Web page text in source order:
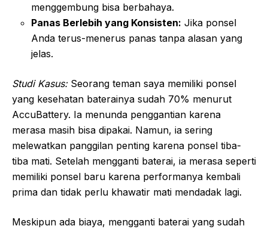
menggembung bisa berbahaya.
Panas Berlebih yang Konsisten: Jika ponsel
Anda terus-menerus panas tanpa alasan yang
jelas.
Studi Kasus:Seorang teman saya memiliki ponsel
yang kesehatan baterainya sudah 70% menurut
AccuBattery. Ia menunda penggantian karena
merasa masih bisa dipakai. Namun, ia sering
melewatkan panggilan penting karena ponsel tiba-
tiba mati. Setelah mengganti baterai, ia merasa seperti
memiliki ponsel baru karena performanya kembali
prima dan tidak perlu khawatir mati mendadak lagi.
Meskipun ada biaya, mengganti baterai yang sudah